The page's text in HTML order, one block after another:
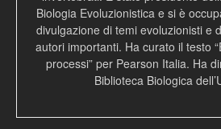
Biologia Evoluzionistica e si è
divulgazione di temi evoluzionisti e
autori importanti. Ha curato il testo
processi” per Pearson Italia. Ha
Biblioteca Biologica